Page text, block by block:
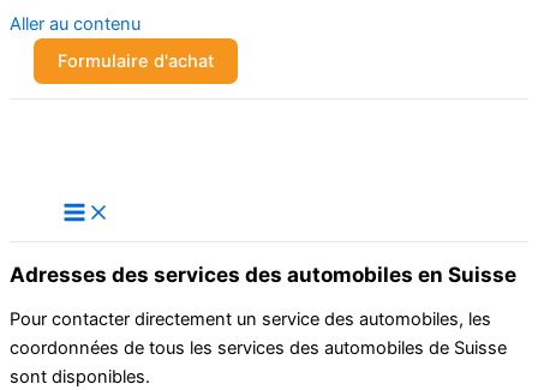
Aller au contenu
Formulaire d'achat
Adresses des services des automobiles en Suisse
Pour contacter directement un service des automobiles, les
coordonnées de tous les services des automobiles de Suisse
sont disponibles.